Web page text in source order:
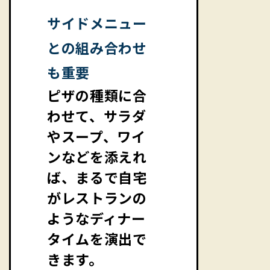
サイドメニュー
との組み合わせ
も重要
ピザの種類に合
わせて、サラダ
やスープ、ワイ
ンなどを添えれ
ば、まるで自宅
がレストランの
ようなディナー
タイムを演出で
きます。